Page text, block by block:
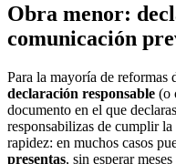
Obra menor:
comunicación
Para la mayoría de reformas
declaración responsable (o
documento en el que
responsabilizas de cumplir
rapidez: en muchos casos
presentas, sin esperar